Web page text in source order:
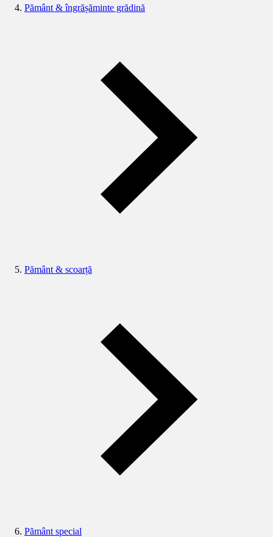
Pământ & îngrășăminte grădină
Pământ & scoarță
Pământ special